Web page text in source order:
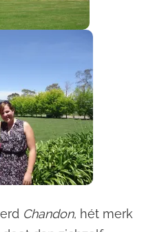
Chandon, hét merk